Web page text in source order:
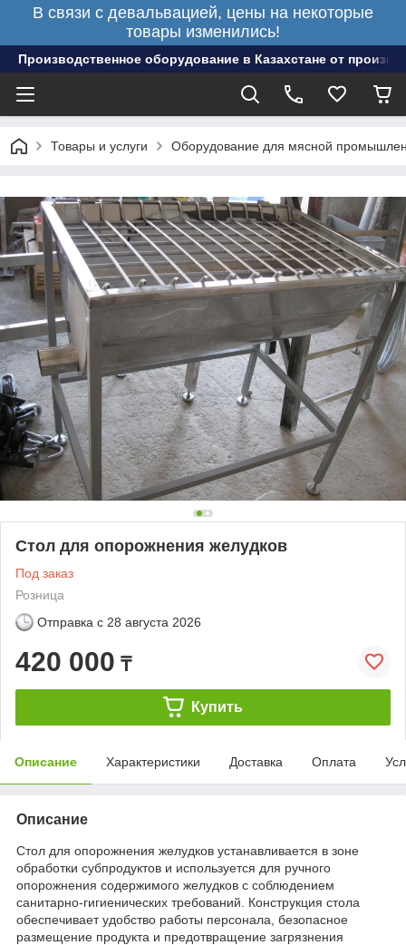
В связи с девальвацией, цены на некоторые
товары изменились!
Производственное оборудование в Казахстане от
Товары и услуги Оборудование для мясной
Стол для опорожнения желудков
Под заказ
Розница
Отправка с 28 августа 2026
420 000 ₸
Купить
Описание Характеристики Доставка Оплата
Описание
Стол для опорожнения желудков устанавливается в зоне
обработки субпродуктов и используется для ручного
опорожнения содержимого желудков с соблюдением
санитарно-гигиенических требований. Конструкция стола
обеспечивает удобство работы персонала, безопасное
размещение продукта и предотвращение загрязнения